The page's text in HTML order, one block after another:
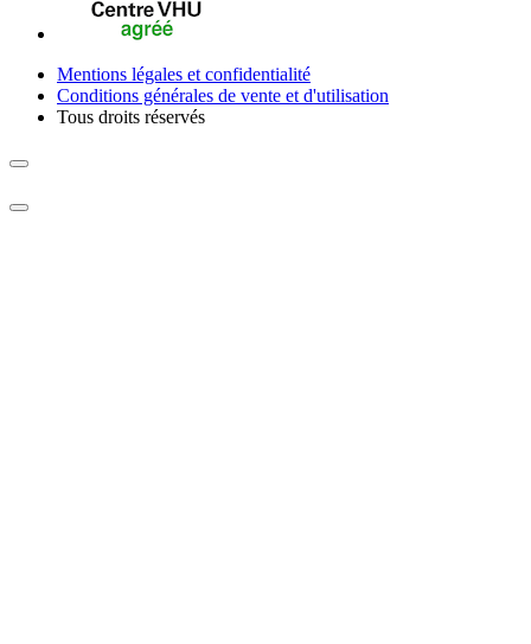
Mentions légales et confidentialité
Conditions générales de vente et d'utilisation
Tous droits réservés